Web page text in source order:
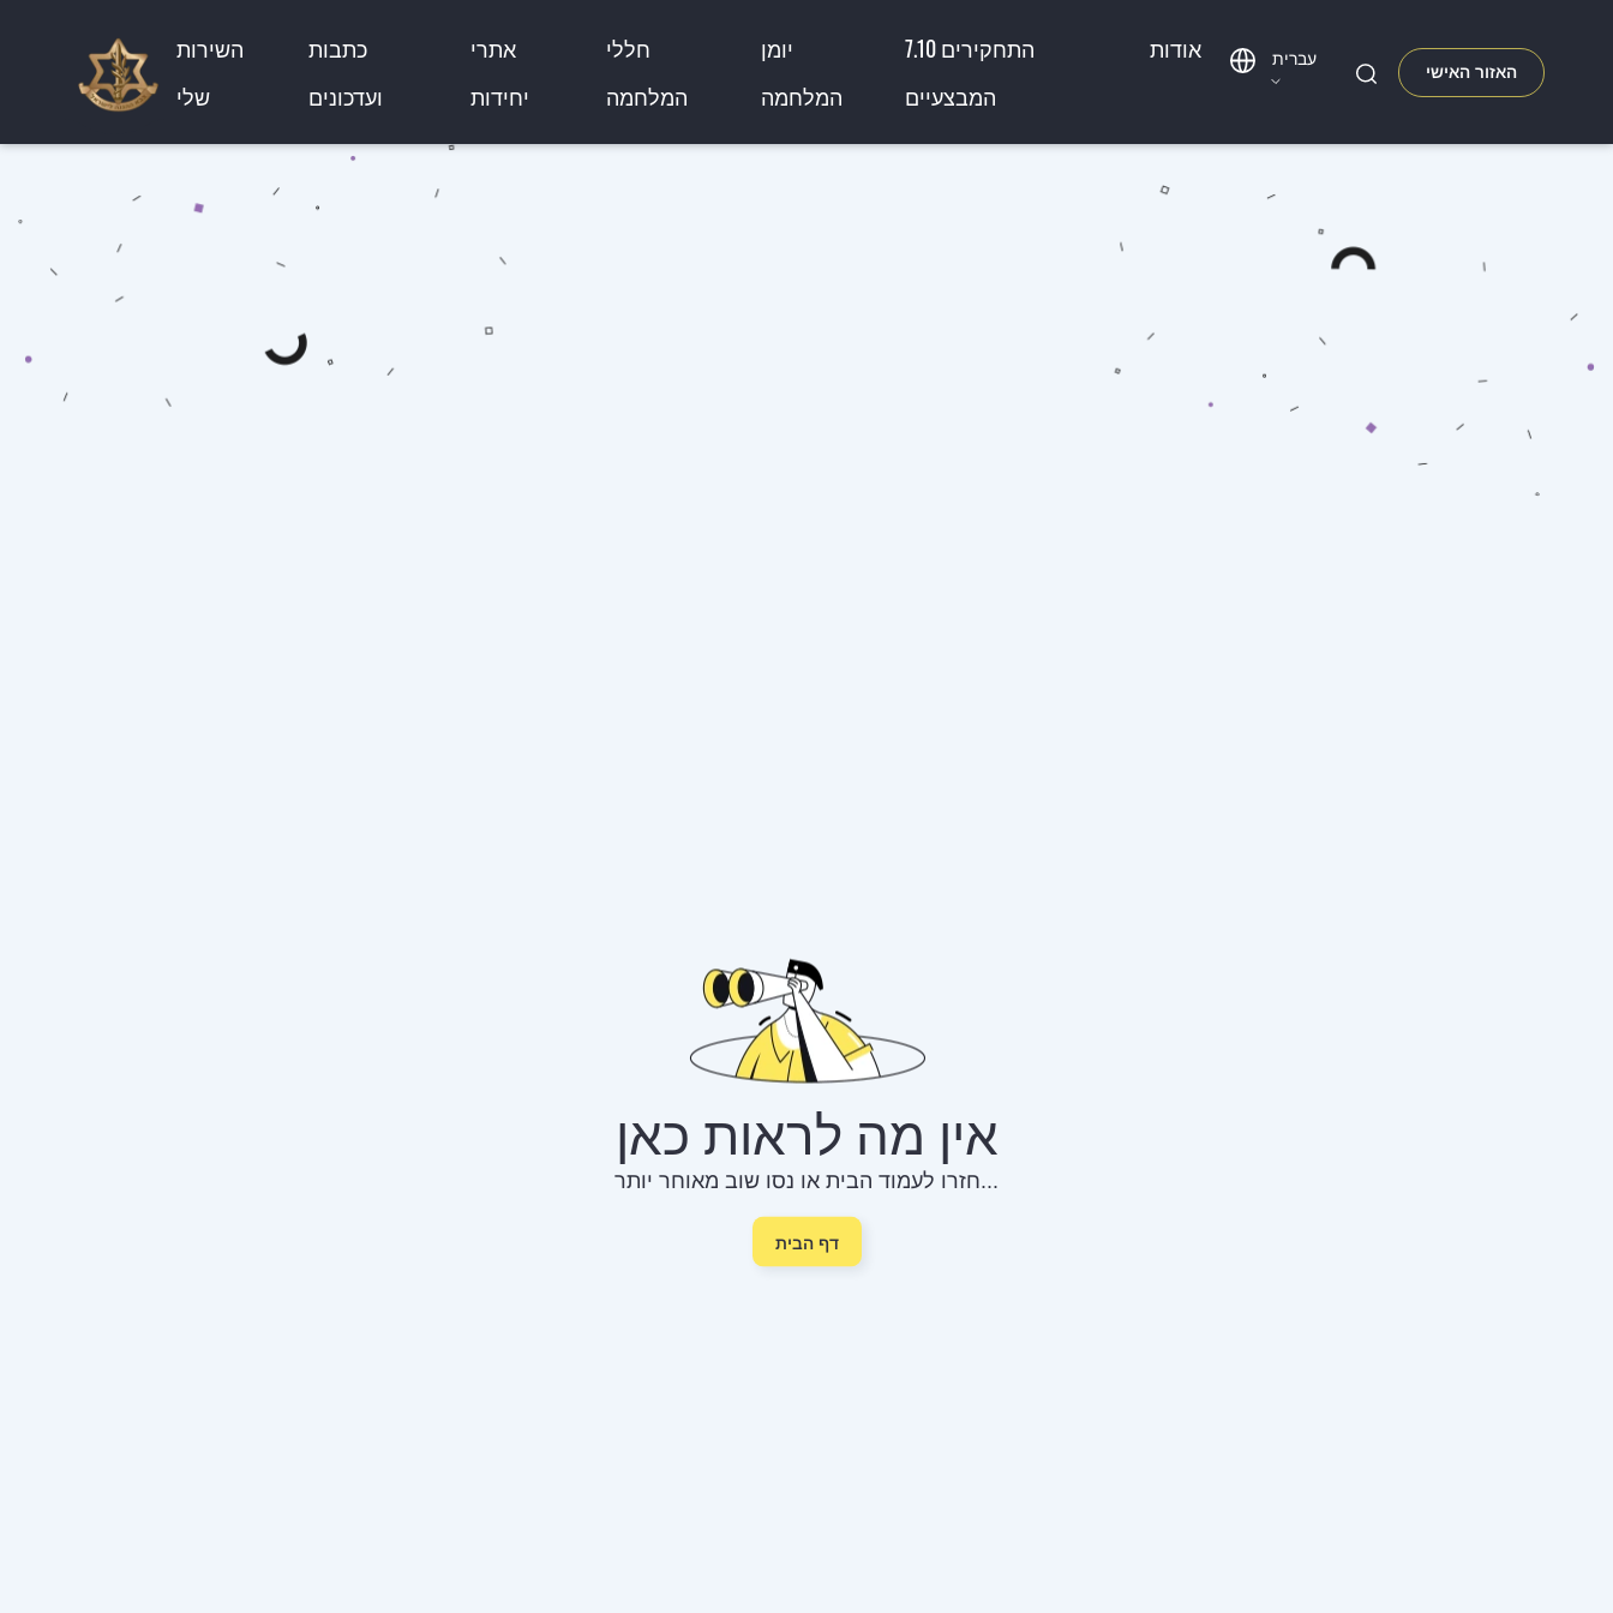
השירות
שלי
כתבות
ועדכונים
אתרי
יחידות
חללי
המלחמה
יומן
המלחמה
7.10 התחקירים
המבצעיים
אודות עברית
האזור האישי
אין מה לראות כאן
חזרו לעמוד הבית או נסו שוב מאוחר יותר...
דף הבית